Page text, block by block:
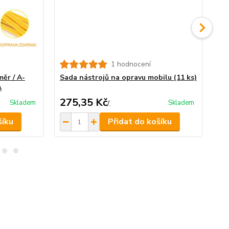
/ A-
Skladem
1 hodnocení
Sada nástrojů na opravu mobilu (11 ks)
275,35 Kč/. Skladem
Přidat do košíku